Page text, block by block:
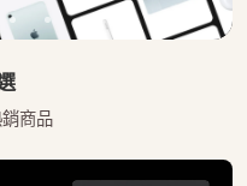
商品